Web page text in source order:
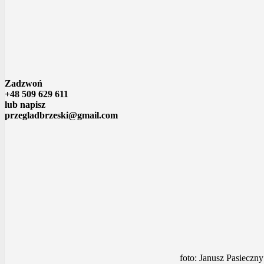
Zadzwoń
+48 509 629 611
lub napisz
przegladbrzeski@gmail.com
foto: Janusz Pasieczny